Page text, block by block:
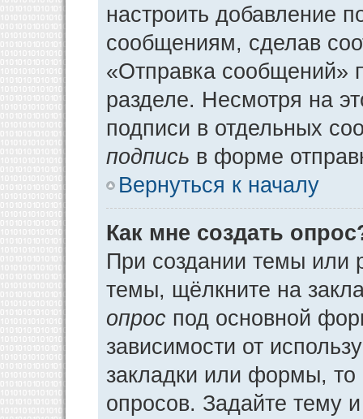
настроить добавление
сообщениям, сделав
«Отправка сообщений»
разделе. Несмотря на
подписи в отдельных
подпись в форме
Вернуться к началу
Как мне создать
При создании темы или
темы, щёлкните на
опрос под основной
зависимости от
закладки или формы, то
опросов. Задайте тему